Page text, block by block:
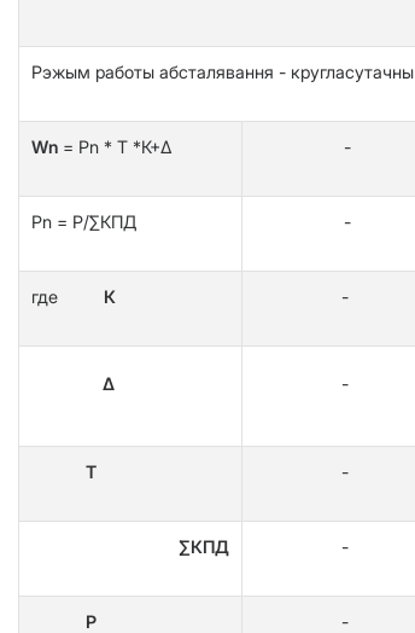
Рэжым работы абсталявання - кругласутачны
Wn = Pn * T *К+Δ -
Pn = P/∑КПД -
где К -
Δ -
Т -
∑КПД -
Р -